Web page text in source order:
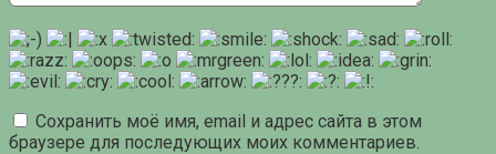
Сохранить моё имя, email и адрес сайта в этом
браузере для последующих моих комментариев.